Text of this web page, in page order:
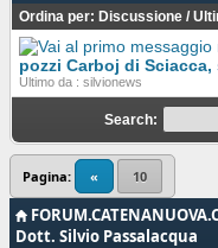
Ordina per: Discussione /
pozzi Carboj di
Ultimo da : silvionews
Search:
Pagina: « 10
Dott. Silvio Passalacqua